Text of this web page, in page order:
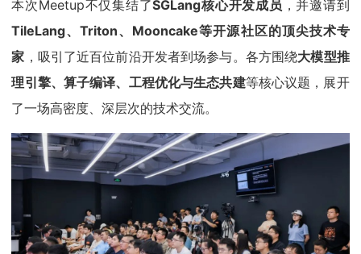
本次Meetup不仅集结了SGLang核心开发成员 ，并邀请到
TileLang、Triton、Mooncake等开源社区的顶尖技术专
家 ，吸引了近百位前沿开发者到场参与。各方围绕大模型推
理引擎、算子编译、工程优化与生态共建等核心议题，展开
了一场高密度、深层次的技术交流。